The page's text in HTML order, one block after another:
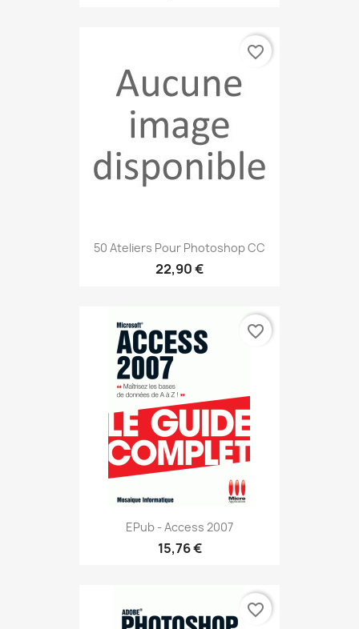
50 Ateliers Pour Photoshop CC
22,90 €
favorite_border
EPub - Access 2007
15,76 €
favorite_border
favorite_border